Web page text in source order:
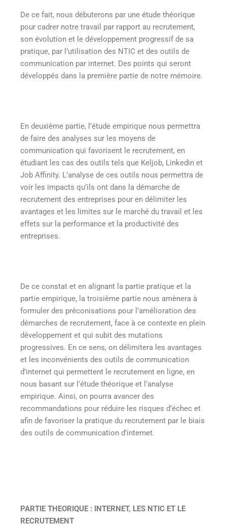
De ce fait, nous débuterons par une étude théorique
pour cadrer notre travail par rapport au recrutement,
son évolution et le développement progressif de sa
pratique, par l’utilisation des NTIC et des outils de
communication par internet. Des points qui seront
développés dans la première partie de notre mémoire.
En deuxième partie, l’étude empirique nous permettra
de faire des analyses sur les moyens de
communication qui favorisent le recrutement, en
étudiant les cas des outils tels que Keljob, Linkedin et
Job Affinity. L’analyse de ces outils nous permettra de
voir les impacts qu’ils ont dans la démarche de
recrutement des entreprises pour en délimiter les
avantages et les limites sur le marché du travail et les
effets sur la performance et la productivité des
entreprises.
De ce constat et en alignant la partie pratique et la
partie empirique, la troisième partie nous amènera à
formuler des préconisations pour l’amélioration des
démarches de recrutement, face à ce contexte en plein
développement et qui subit des mutations
progressives. En ce sens, on délimitera les avantages
et les inconvénients des outils de communication
d’internet qui permettent le recrutement en ligne, en
nous basant sur l’étude théorique et l’analyse
empirique. Ainsi, on pourra avancer des
recommandations pour réduire les risques d’échec et
afin de favoriser la pratique du recrutement par le biais
des outils de communication d’internet.
PARTIE THEORIQUE : INTERNET, LES NTIC ET LE
RECRUTEMENT